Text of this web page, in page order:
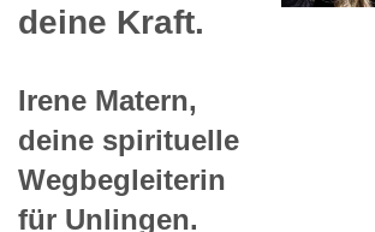
deine Kraft.
Irene Matern,
deine spirituelle
Wegbegleiterin
für Unlingen.